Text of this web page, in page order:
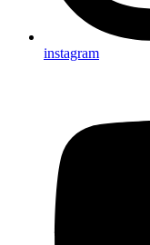
instagram